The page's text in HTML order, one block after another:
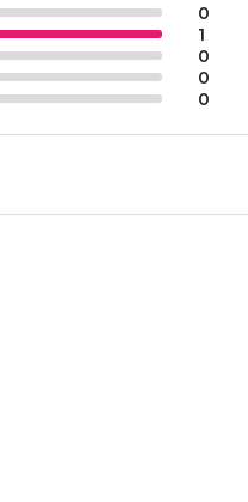
0
0
0
1
0